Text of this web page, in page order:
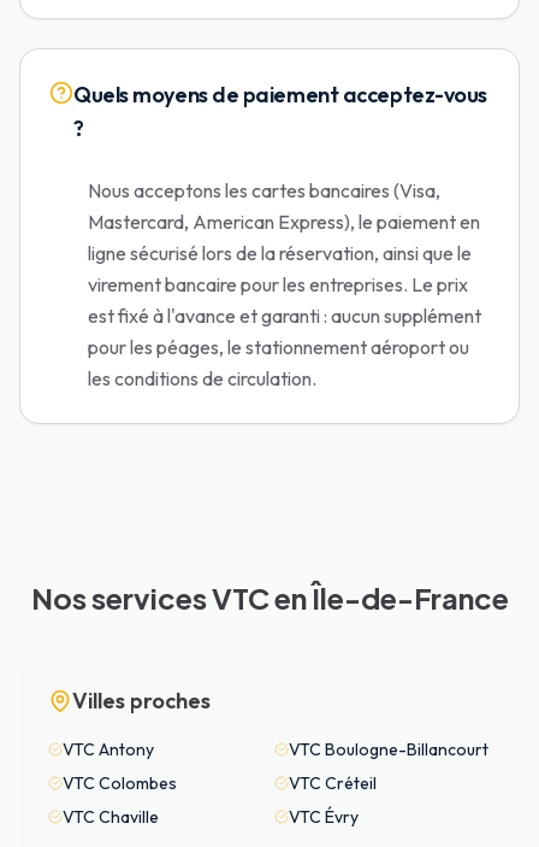
Quels moyens de paiement acceptez-vous
?
Nous acceptons les cartes bancaires (Visa,
Mastercard, American Express), le paiement en
ligne sécurisé lors de la réservation, ainsi que le
virement bancaire pour les entreprises. Le prix
est fixé à l'avance et garanti : aucun supplément
pour les péages, le stationnement aéroport ou
les conditions de circulation.
Nos services VTC en Île-de-France
Villes proches
VTC Antony VTC Boulogne-Billancourt
VTC Colombes VTC Créteil
VTC Chaville VTC Évry